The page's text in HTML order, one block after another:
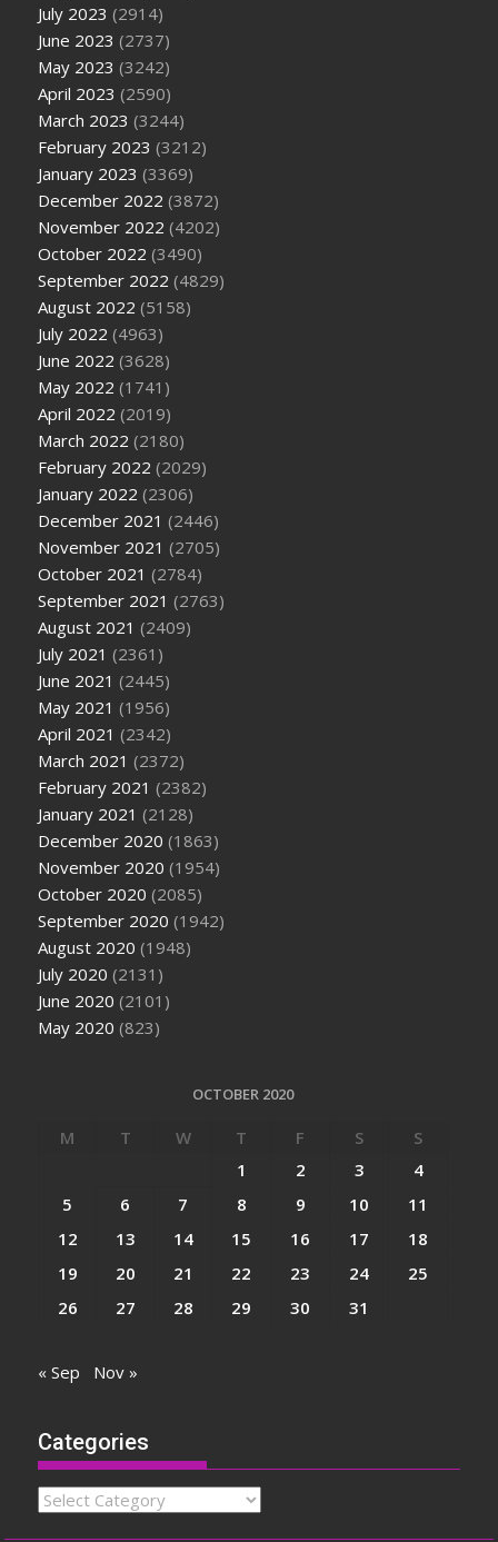
July 2023 (2914)
June 2023 (2737)
May 2023 (3242)
April 2023 (2590)
March 2023 (3244)
February 2023 (3212)
January 2023 (3369)
December 2022 (3872)
November 2022 (4202)
October 2022 (3490)
September 2022 (4829)
August 2022 (5158)
July 2022 (4963)
June 2022 (3628)
May 2022 (1741)
April 2022 (2019)
March 2022 (2180)
February 2022 (2029)
January 2022 (2306)
December 2021 (2446)
November 2021 (2705)
October 2021 (2784)
September 2021 (2763)
August 2021 (2409)
July 2021 (2361)
June 2021 (2445)
May 2021 (1956)
April 2021 (2342)
March 2021 (2372)
February 2021 (2382)
January 2021 (2128)
December 2020 (1863)
November 2020 (1954)
October 2020 (2085)
September 2020 (1942)
August 2020 (1948)
July 2020 (2131)
June 2020 (2101)
May 2020 (823)
OCTOBER 2020
M T W T F S
S
1
2 3
4
5
6 7 8 9 10
11
12
13 14 15 16 17
18
19
20 21 22 23 24
25
26
27 28 29 30 31
« Sep Nov »
Categories
Categories